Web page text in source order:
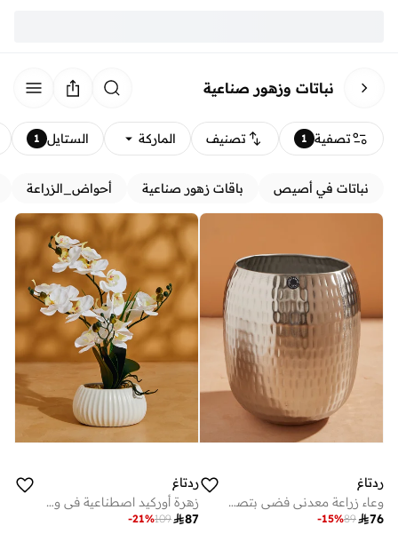
نباتات وزهور صناعية
تصفية 1 تصنيف الماركة الستايل 1
نباتات في أصيص باقات زهور صناعية أحواض_الزراعة
ردتاغ
وعاء زراعة معدني فضي بتصميم مطروق
76
89
-15%
ردتاغ
زهرة أوركيد اصطناعية في وعاء خزفي باللون الأبيض
87
109
-21%